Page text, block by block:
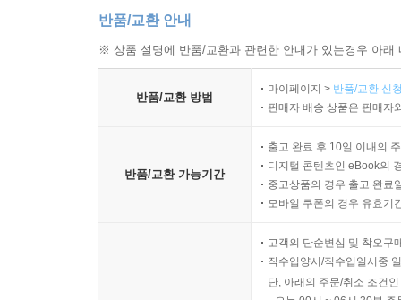
반품/교환 안내
※ 상품 설명에 반품/교환과 관련한 안내가 있는경우 아
반품/교환 방법
마이페이지 > 반품/교환 신
판매자 배송 상품은 판매자
반품/교환 가능기간
출고 완료 후 10일 이내의
디지털 콘텐츠인 eBook의
중고상품의 경우 출고 완료
모바일 쿠폰의 경우 유효기
고객의 단순변심 및 착오구
직수입양서/직수입일서중
단, 아래의 주문/취소 조건